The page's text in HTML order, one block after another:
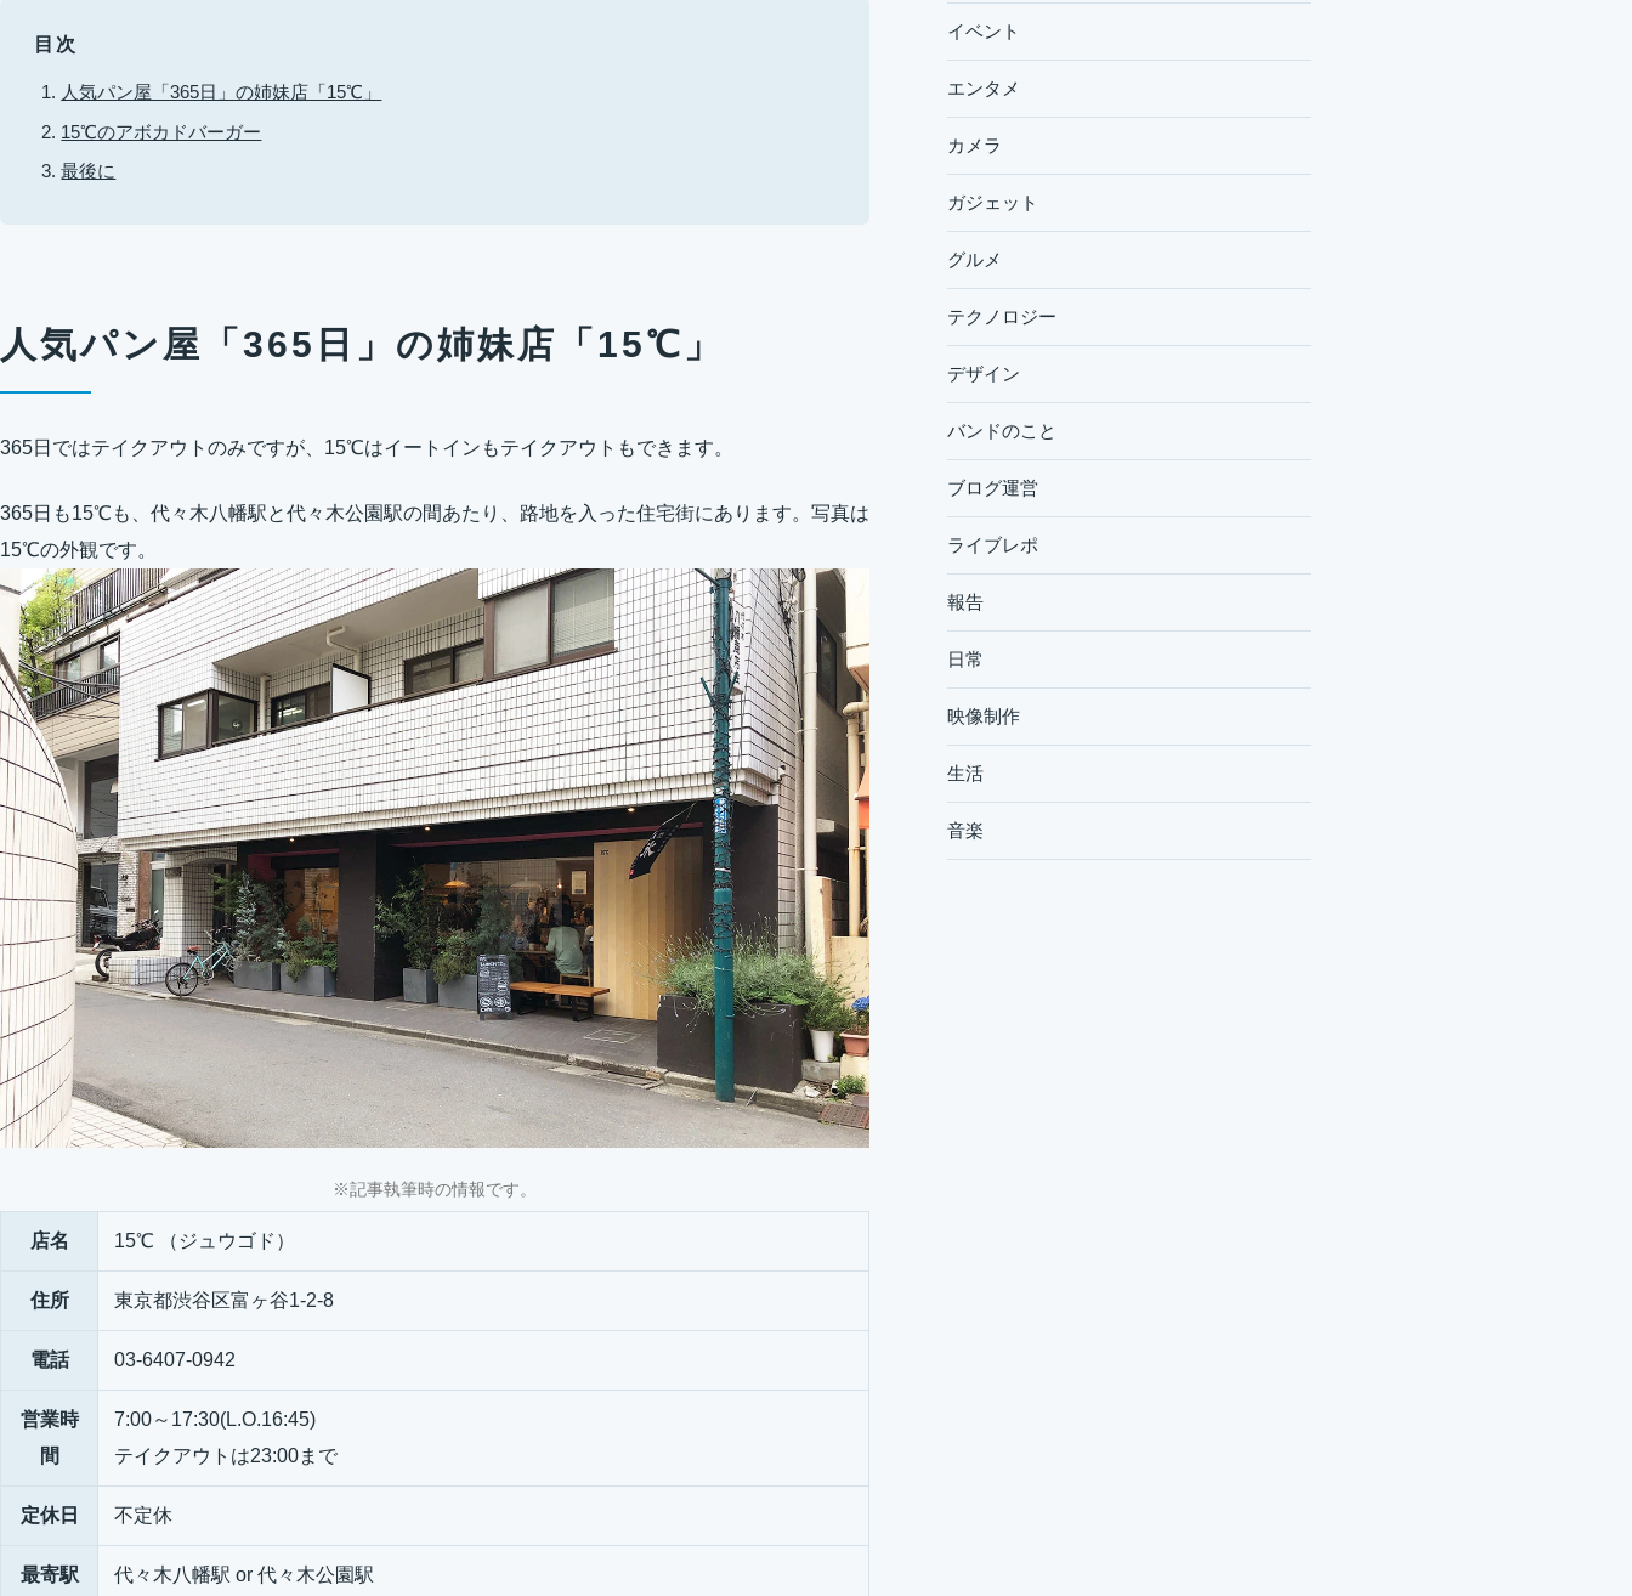
目次
人気パン屋「365日」の姉妹店「15℃」
15℃のアボカドバーガー
最後に
人気パン屋「365日」の姉妹店「15℃」
365日ではテイクアウトのみですが、15℃はイートインもテイクアウトもできます。
365日も15℃も、代々木八幡駅と代々木公園駅の間あたり、路地を入った住宅街にあります。写真は
15℃の外観です。
※記事執筆時の情報です。
店名 15℃ （ジュウゴド）
住所 東京都渋谷区富ヶ谷1-2-8
電話 03-6407-0942
営業時
間
7:00～17:30(L.O.16:45)
テイクアウトは23:00まで
定休日 不定休
最寄駅 代々木八幡駅 or 代々木公園駅
イベント
エンタメ
カメラ
ガジェット
グルメ
テクノロジー
デザイン
バンドのこと
ブログ運営
ライブレポ
報告
日常
映像制作
生活
音楽